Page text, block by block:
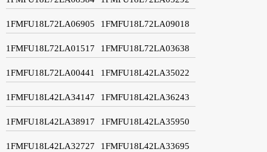
1FMFU18L72LA06905 1FMFU18L72LA09018
1FMFU18L72LA01517 1FMFU18L72LA03638
1FMFU18L72LA00441 1FMFU18L42LA35022
1FMFU18L42LA34147 1FMFU18L42LA36243
1FMFU18L42LA38917 1FMFU18L42LA35950
1FMFU18L42LA32727 1FMFU18L42LA33695